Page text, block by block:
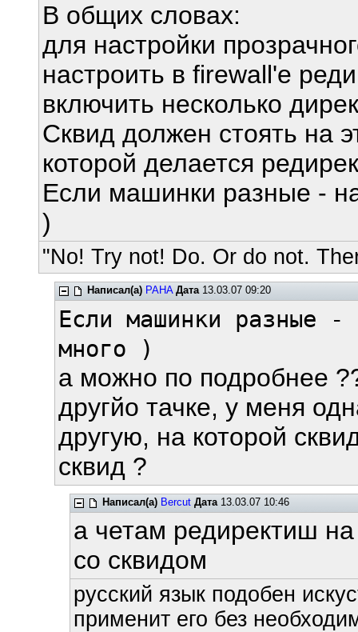
В общих словах:
для настройки
настроить в firewall'е
включить несколько
Сквид должен стоять на
которой делается
Если машинки разные -
)
"No! Try not! Do. Or do not.
Написал(а) PAHA Дата13.03.07 09:20
Если машинки разные
много )
а можно по подробнее
другйо тачке, у меня
другую, на которой
сквид ?
Написал(а) Bercut Дата13.03.07 10:46
а четам редиректиш
со сквидом
русский язык подобен
применит его без